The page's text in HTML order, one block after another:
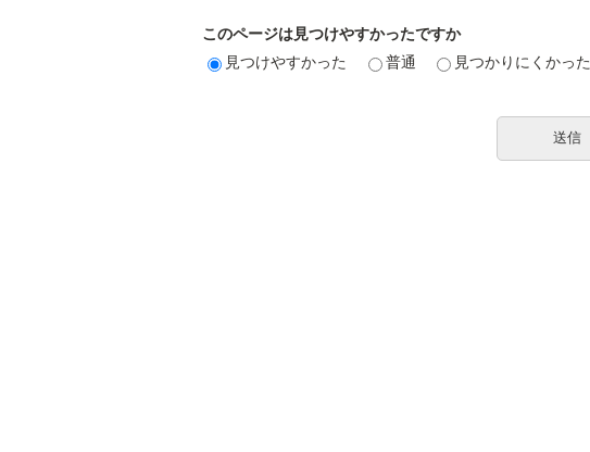
このページは見つけやすかったですか
見つけやすかった
普通 見つかりにくかった